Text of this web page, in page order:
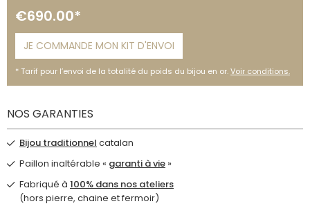
€690.00*
Tarif pour l’envoi de la totalité du poids du bijou en or.Voir conditions.
JE COMMANDE MON KIT D'ENVOI
NOS GARANTIES
Bijou traditionnel catalan
Paillon inaltérable « garanti à vie »
Fabriqué à 100% dans nos ateliers
(hors pierre, chaine et fermoir)